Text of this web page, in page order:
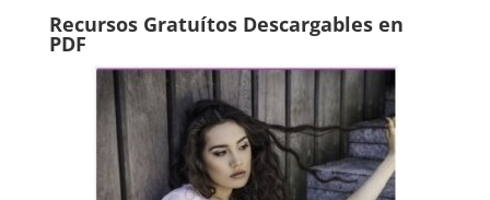
Recursos Gratuítos Descargables en
PDF